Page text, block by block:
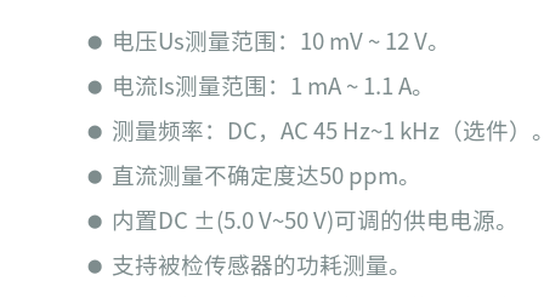
⬤ 电压Us测量范围：10 mV ~ 12 V。
⬤ 电流Is测量范围：1 mA ~ 1.1 A。
⬤ 测量频率：DC，AC 45 Hz~1 kHz（选件）
⬤ 直流测量不确定度达50 ppm。
⬤ 内置DC ±(5.0 V~50 V)可调的供电电源。
⬤ 支持被检传感器的功耗测量。